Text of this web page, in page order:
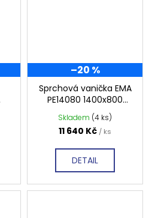
–20 %
Sprchová vanička EMA
PE14080 1400x800
mm, profilovaná
Skladem (4 ks)
11 640 Kč / ks
DETAIL